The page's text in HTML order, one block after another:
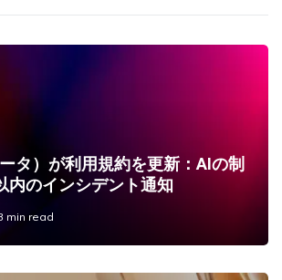
タ）が利用規約を更新：AIの制
内のインシデント通知
min read